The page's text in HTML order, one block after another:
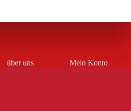
über uns
Mein Konto